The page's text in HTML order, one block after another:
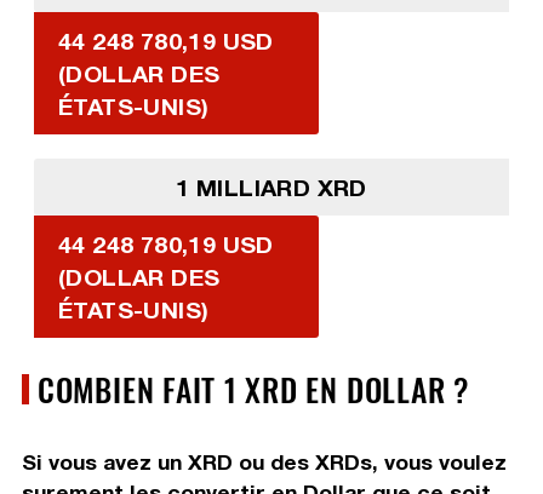
44 248 780,19 USD
(DOLLAR DES
ÉTATS-UNIS)
1 MILLIARD XRD
44 248 780,19 USD
(DOLLAR DES
ÉTATS-UNIS)
COMBIEN FAIT 1 XRD EN DOLLAR ?
Si vous avez un XRD ou des XRDs, vous voulez